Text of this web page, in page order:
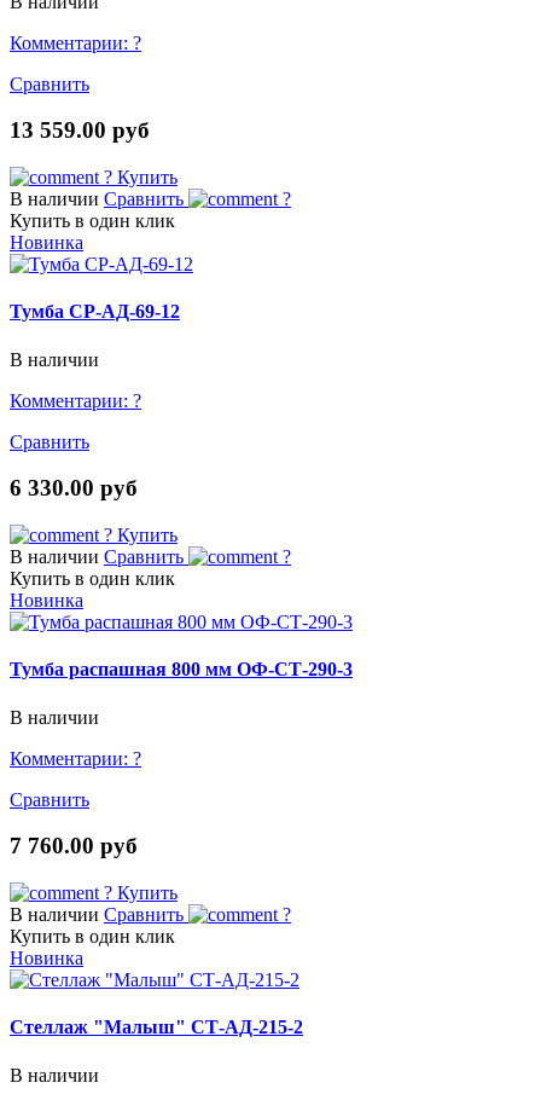
Комментарии: ?
Сравнить
13 559.00 руб
? Купить
В наличии Сравнить
?
Купить в один клик
Новинка
Тумба СР-АД-69-12
В наличии
Комментарии: ?
Сравнить
6 330.00 руб
? Купить
В наличии Сравнить
?
Купить в один клик
Новинка
Тумба распашная 800 мм ОФ-СТ-290-3
В наличии
Комментарии: ?
Сравнить
7 760.00 руб
? Купить
В наличии Сравнить
?
Купить в один клик
Новинка
Стеллаж "Малыш" СТ-АД-215-2
В наличии